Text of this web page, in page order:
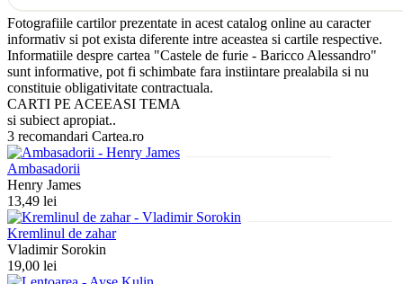
Fotografiile cartilor prezentate in acest catalog online au caracter
informativ si pot exista diferente intre aceastea si cartile respective.
Informatiile despre cartea "Castele de furie - Baricco Alessandro"
sunt informative, pot fi schimbate fara instiintare prealabila si nu
constituie obligativitate contractuala.
CARTI PE ACEEASI TEMA
si subiect apropiat..
3 recomandari Cartea.ro
Ambasadorii
Henry James
13,49 lei
Kremlinul de zahar
Vladimir Sorokin
19,00 lei